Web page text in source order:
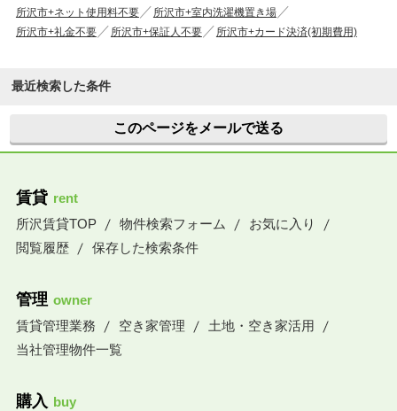
所沢市+ネット使用料不要
所沢市+室内洗濯機置き場
所沢市+礼金不要
所沢市+保証人不要 所沢市+カード決済(初期費用)
最近検索した条件
このページをメールで送る
賃貸 rent
所沢賃貸TOP
物件検索フォーム
お気に入り
閲覧履歴
保存した検索条件
管理 owner
賃貸管理業務
空き家管理
土地・空き家活用
当社管理物件一覧
購入 buy